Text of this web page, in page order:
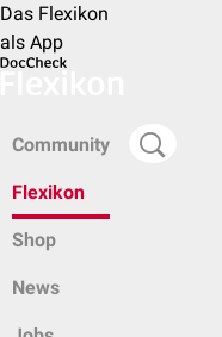
Das Flexikon
als App
Community
Flexikon
Shop
News